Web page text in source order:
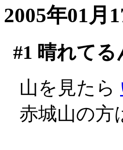
2005年01月
#1 晴れてる
山を見たら
赤城山の方